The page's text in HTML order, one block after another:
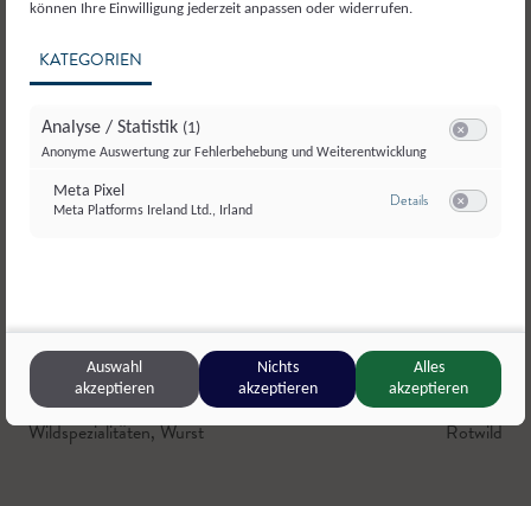
Kernbauer & Kernei’s Mostheuriger,Anthering
Wildspezialitäten,Wurst
Kumming
Rotwild
können Ihre Einwilligung jederzeit anpassen oder widerrufen.
KATEGORIEN
Analyse / Statistik (1)
Anonyme Auswertung zur Fehlerbehebung und Weiterentwicklung
Meta Pixel
Meta Platforms Ireland Ltd., Irland
Detailszu Meta Pixel
Auswahl
akzeptieren
Nichts
akzeptieren
Alles
akzeptieren